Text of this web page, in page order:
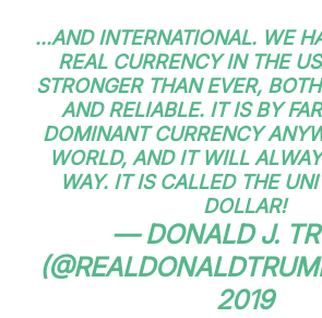
...AND INTERNATIONAL. WE
REAL CURRENCY IN THE
STRONGER THAN EVER,
AND RELIABLE. IT IS BY
DOMINANT CURRENCY
WORLD, AND IT WILL
WAY. IT IS CALLED THE
DOLLAR!
— DONALD J.
2019